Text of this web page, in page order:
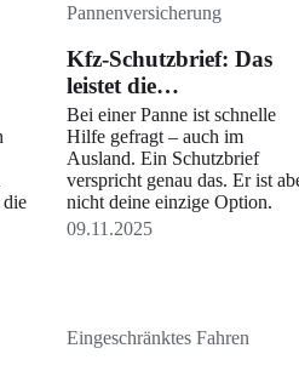
die
Pannenversicherung
Kfz-Schutzbrief: Das
leistet die
Zusatzversicherung
wirklich
Bei einer Panne ist schnelle
Hilfe gefragt – auch im
Ausland. Ein Schutzbrief
verspricht genau das. Er ist
nicht deine einzige Option.
09.11.2025
Eingeschränktes Fahren